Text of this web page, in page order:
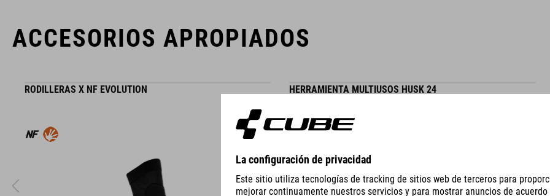
alta calidad, basados constantemente en las tendencias
diseñadores en el desarrollo de accesorios y bicicletas, los
productos están perfectamente armonizados y ofrecen la
ACCESORIOS APROPIADOS
RODILLERAS X NF EVOLUTION HERRAMIENTA MULTIUSOS HUSK 24